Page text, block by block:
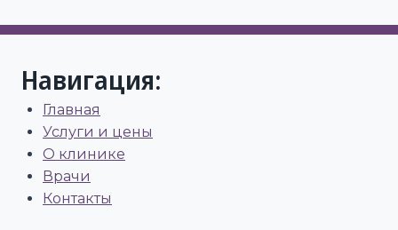
Навигация:
Главная
Услуги и цены
О клинике
Врачи
Контакты